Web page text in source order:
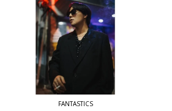
FANTASTICS